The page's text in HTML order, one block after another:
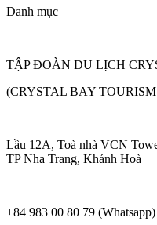
Danh mục
TẬP ĐOÀN DU LỊCH
(CRYSTAL BAY
Lầu 12A, Toà nhà VCN
TP Nha Trang, Khánh Hoà
+84 983 00 80 79 (Whatsapp)